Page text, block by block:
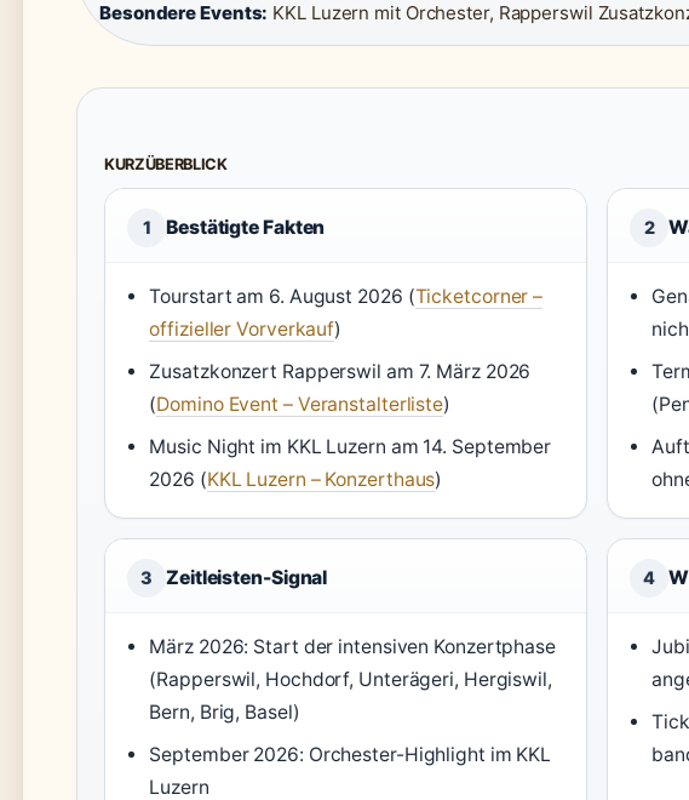
Besondere Events: KKL Luzern mit Orchester, Rapperswil
KURZÜBERBLICK
1 Bestätigte Fakten
Tourstart am 6. August 2026 (Ticketcorner –
offizieller Vorverkauf)
Zusatzkonzert Rapperswil am 7. März 2026
(Domino Event – Veranstalterliste)
Music Night im KKL Luzern am 14. September
2026 (KKL Luzern – Konzerthaus)
2
3 Zeitleisten-Signal
März 2026: Start der intensiven Konzertphase
(Rapperswil, Hochdorf, Unterägeri, Hergiswil,
Bern, Brig, Basel)
September 2026: Orchester-Highlight im KKL
Luzern
4